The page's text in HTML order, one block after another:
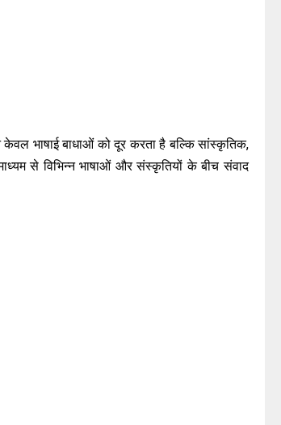
भाषाई बाधाओं को दूर करता है बल्कि सांस्कृतिक,
से विभिन्न भाषाओं और संस्कृतियों के बीच संवाद